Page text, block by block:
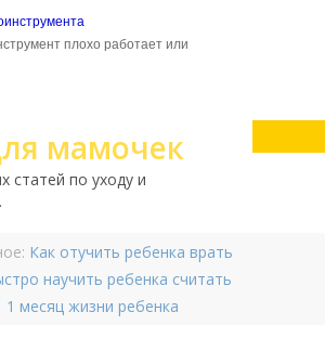
плохо работает или
мамочек
статей по уходу и
Как отучить ребенка врать
научить ребенка считать
1 месяц жизни ребенка